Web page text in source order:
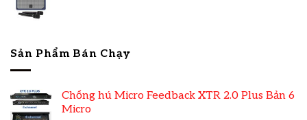
Sản Phẩm Bán Chạy
Chống hú Micro Feedback XTR 2.0 Plus Bản 6
Micro